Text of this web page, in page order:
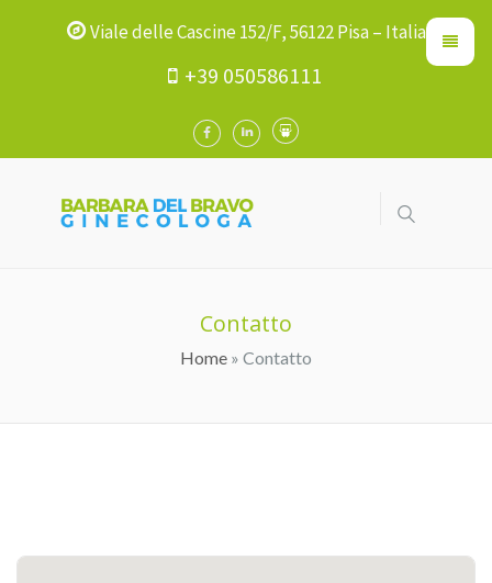
Viale delle Cascine 152/F, 56122 Pisa – Italia
+39 050586111
Contatto
Home » Contatto